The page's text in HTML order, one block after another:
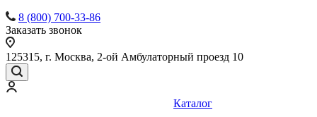
8 (800) 700-33-86
Заказать звонок
125315, г. Москва, 2-ой Амбулаторный проезд 10
Каталог